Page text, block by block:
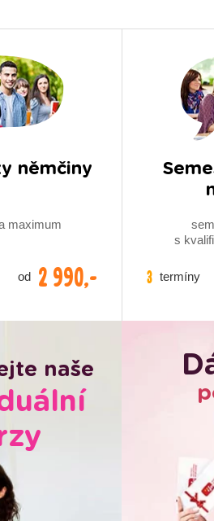
němčiny
maximum
od 2 990,-
s
3 termíny
naše